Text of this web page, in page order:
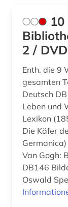
drama (4)
e-book (1)
ebook (1)
2 /
Enth. die 9 Werke DB116
gesamten
Deutsch
Leben und
Lexikon
Die Käfer
Van Gogh:
DB146
Oswald